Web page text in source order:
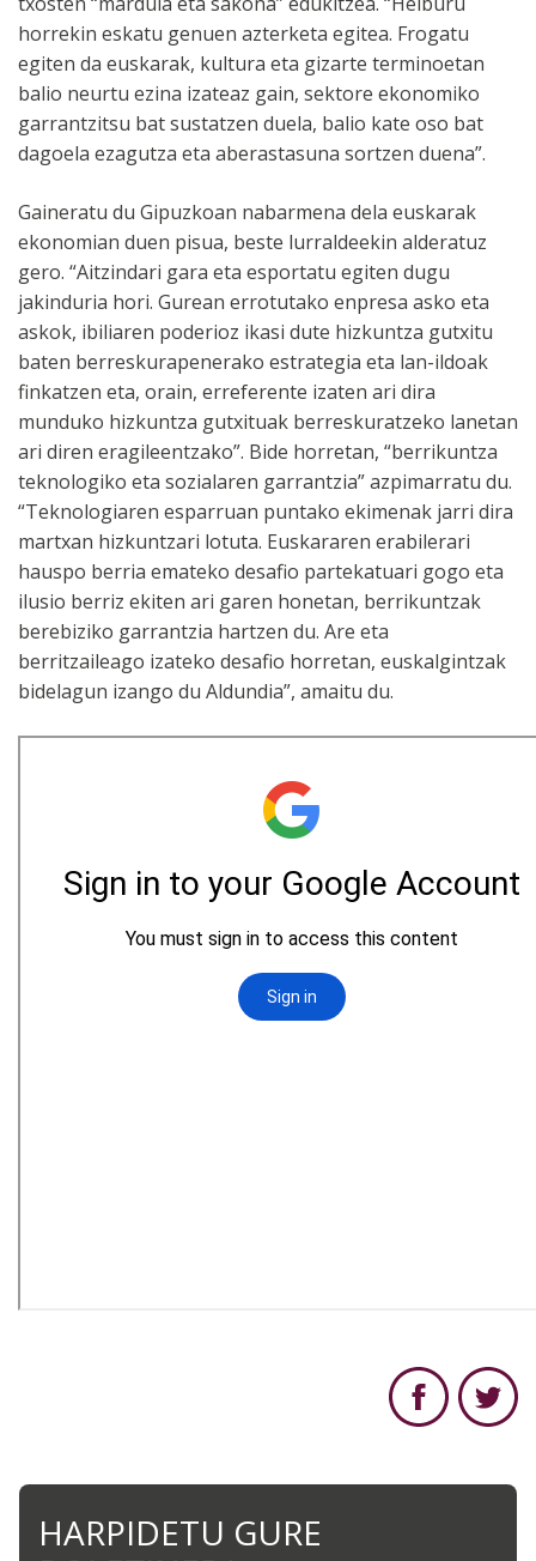
horrekin eskatu genuen azterketa egitea. Frogatu
egiten da euskarak, kultura eta gizarte terminoetan
balio neurtu ezina izateaz gain, sektore ekonomiko
garrantzitsu bat sustatzen duela, balio kate oso bat
dagoela ezagutza eta aberastasuna sortzen duena”.
Gaineratu du Gipuzkoan nabarmena dela euskarak
ekonomian duen pisua, beste lurraldeekin alderatuz
gero. “Aitzindari gara eta esportatu egiten dugu
jakinduria hori. Gurean errotutako enpresa asko eta
askok, ibiliaren poderioz ikasi dute hizkuntza gutxitu
baten berreskurapenerako estrategia eta lan-ildoak
finkatzen eta, orain, erreferente izaten ari dira
munduko hizkuntza gutxituak berreskuratzeko lanetan
ari diren eragileentzako”. Bide horretan, “berrikuntza
teknologiko eta sozialaren garrantzia” azpimarratu du.
“Teknologiaren esparruan puntako ekimenak jarri dira
martxan hizkuntzari lotuta. Euskararen erabilerari
hauspo berria emateko desafio partekatuari gogo eta
ilusio berriz ekiten ari garen honetan, berrikuntzak
berebiziko garrantzia hartzen du. Are eta
berritzaileago izateko desafio horretan, euskalgintzak
bidelagun izango du Aldundia”, amaitu du.
HARPIDETU GURE